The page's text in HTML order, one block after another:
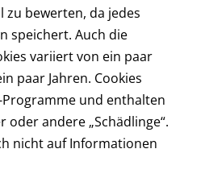
zu bewerten, da jedes
speichert. Auch die
variiert von ein paar
paar Jahren. Cookies
und enthalten
oder andere „Schädlinge“.
nicht auf Informationen